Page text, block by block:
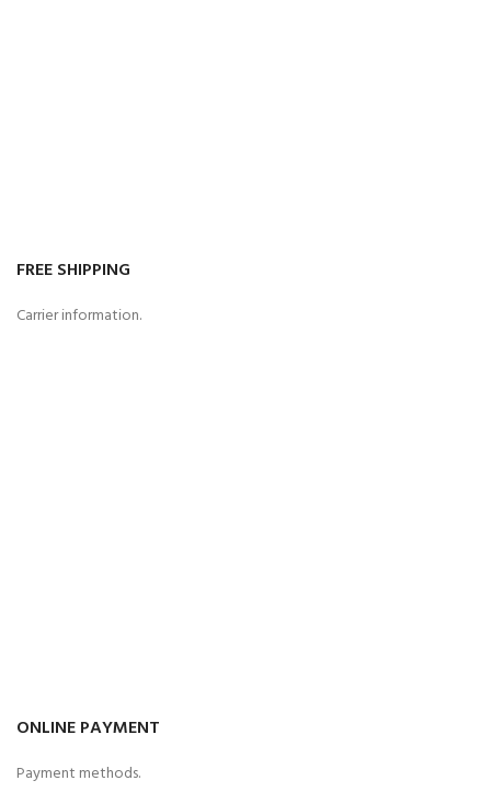
FREE SHIPPING
Carrier information.
ONLINE PAYMENT
Payment methods.